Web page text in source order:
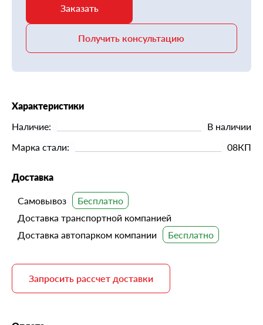
Заказать
Получить консультацию
Характеристики
Наличие:
В наличии
Марка стали:
08КП
Доставка
Самовывоз
Доставка транспортной компанией
Доставка автопарком компании
Запросить рассчет доставки